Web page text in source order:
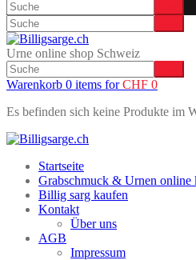
Urne online shop Schweiz
Warenkorb 0 items forCHF 0
Es befinden sich keine Produkte im
Startseite
Grabschmuck & Urnen online
Billig sarg kaufen
Kontakt
Über uns
AGB
Impressum